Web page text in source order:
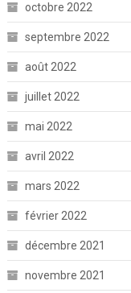
octobre 2022
septembre 2022
août 2022
juillet 2022
mai 2022
avril 2022
mars 2022
février 2022
décembre 2021
novembre 2021